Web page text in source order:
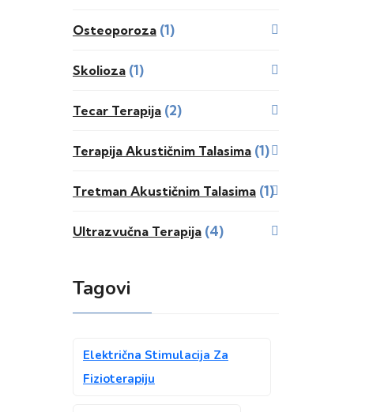
Osteoporoza (1)
Skolioza (1)
Tecar Terapija (2)
Terapija Akustičnim Talasima (1)
Tretman Akustičnim Talasima (1)
Ultrazvučna Terapija (4)
Tagovi
Električna Stimulacija Za
Fizioterapiju